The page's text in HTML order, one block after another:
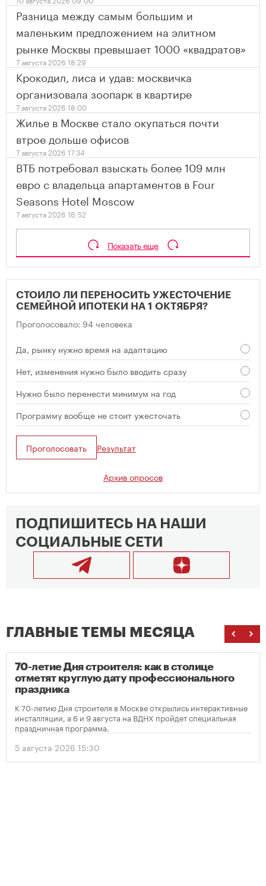
Разница между самым большим и
маленьким предложением на элитном
рынке Москвы превышает 1000 «квадратов»
7 августа 2026 18:29
Крокодил, лиса и удав: москвичка
организовала зоопарк в квартире
7 августа 2026 18:00
Жилье в Москве стало окупаться почти
втрое дольше офисов
7 августа 2026 17:34
ВТБ потребовал взыскать более 109 млн
евро с владельца апартаментов в Four
Seasons Hotel Moscow
7 августа 2026 16:52
Показать еще
СТОИЛО ЛИ ПЕРЕНОСИТЬ УЖЕСТОЧЕНИЕ
СЕМЕЙНОЙ ИПОТЕКИ НА 1 ОКТЯБРЯ?
Проголосовало: 94 человека
Да, рынку нужно время на адаптацию
Нет, изменения нужно было вводить сразу
Нужно было перенести минимум на год
Программу вообще не стоит ужесточать
Проголосовать Результат
Архив опросов
ПОДПИШИТЕСЬ НА НАШИ
СОЦИАЛЬНЫЕ СЕТИ
ГЛАВНЫЕ ТЕМЫ МЕСЯЦА
70-летие Дня строителя: как в столице
отметят круглую дату профессионального
праздника
К 70-летию Дня строителя в Москве открылись интерактивные
инсталляции, а 6 и 9 августа на ВДНХ пройдет специальная
праздничная программа.
5 августа 2026 15:30